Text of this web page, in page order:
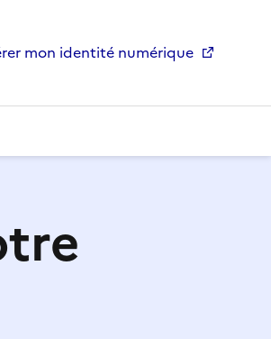
mon identité numérique